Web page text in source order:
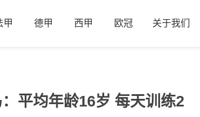
甲 德甲 西甲 欧冠 关于我们
平均年龄16岁 每天训练2